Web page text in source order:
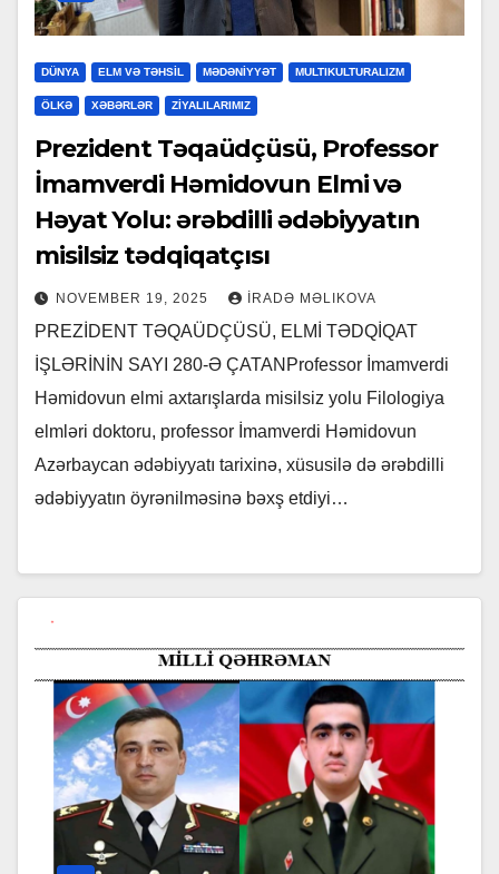
DÜNYA ELM VƏ TƏHSİL MƏDƏNİYYƏT MULTIKULTURALIZM
ÖLKƏ XƏBƏRLƏR ZİYALILARIMIZ
Prezident Təqaüdçüsü, Professor
İmamverdi Həmidovun Elmi və
Həyat Yolu: ərəbdilli ədəbiyyatın
misilsiz tədqiqatçısı
NOVEMBER 19, 2025 İRADƏ MƏLIKOVA
PREZİDENT TƏQAÜDÇÜSÜ, ELMİ TƏDQİQAT
İŞLƏRİNİN SAYI 280-Ə ÇATANProfessor İmamverdi
Həmidovun elmi axtarışlarda misilsiz yolu Filologiya
elmləri doktoru, professor İmamverdi Həmidovun
Azərbaycan ədəbiyyatı tarixinə, xüsusilə də ərəbdilli
ədəbiyyatın öyrənilməsinə bəxş etdiyi…